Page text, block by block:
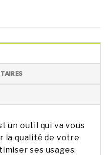
un outil qui va vous
la qualité de votre
ses usages.